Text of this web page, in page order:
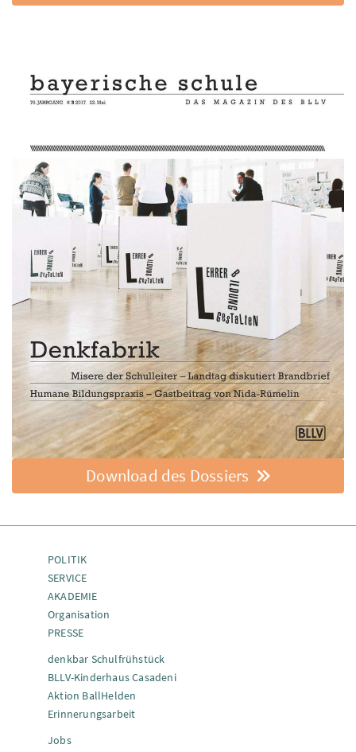
Download des Dossiers
POLITIK
SERVICE
AKADEMIE
Organisation
PRESSE
denkbar Schulfrühstück
BLLV-Kinderhaus Casadeni
Aktion BallHelden
Erinnerungsarbeit
Jobs